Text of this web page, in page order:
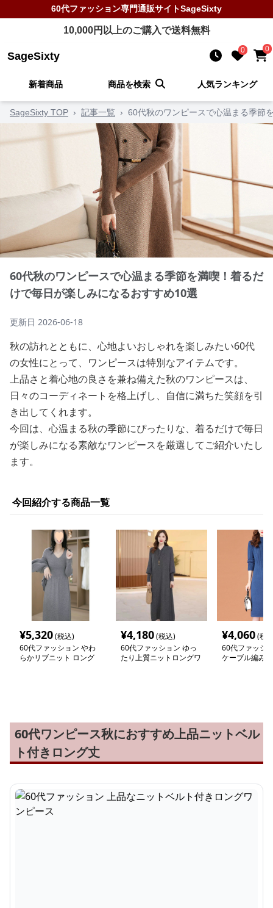
60代ファッション専門通販サイトSageSixty
10,000円以上のご購入で送料無料
SageSixty 0 0
新着商品 商品を検索 人気ランキング
SageSixty TOP › 記事一覧 › 60代秋のワンピースで心温まる季節
60代秋のワンピースで心温まる季節を満喫！着るだ
けで毎日が楽しみになるおすすめ10選
更新日 2026-06-18
秋の訪れとともに、心地よいおしゃれを楽しみたい60代
の女性にとって、ワンピースは特別なアイテムです。
上品さと着心地の良さを兼ね備えた秋のワンピースは、
日々のコーディネートを格上げし、自信に満ちた笑顔を引
き出してくれます。
今回は、心温まる秋の季節にぴったりな、着るだけで毎日
が楽しみになる素敵なワンピースを厳選してご紹介いたし
ます。
今回紹介する商品一覧
¥5,320(税込)
60代ファッション やわ
らかリブニット ロング
¥4,180(税込)
60代ファッション ゆっ
たり上質ニットロングワ
¥4,060(税
60代ファッシ
ケーブル編み
60代ワンピース秋におすすめ上品ニットベル
ト付きロング丈